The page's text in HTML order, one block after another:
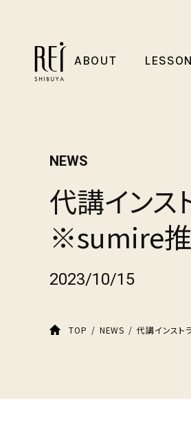
ABOUT LESSON
NEWS
代講インス
※sumire推
2023/10/15
TOP NEWS 代講インスト